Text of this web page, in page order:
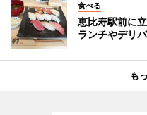
食べる
恵比寿駅前に
ランチやデリ
も